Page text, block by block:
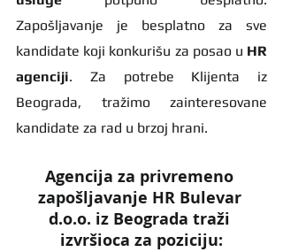
Zapošljavanje je besplatno za sve
kandidate koji konkurišu za posao u HR
agenciji. Za potrebe Klijenta iz
Beograda, tražimo zainteresovane
kandidate za rad u brzoj hrani.
Agencija za privremeno
zapošljavanje HR Bulevar
d.o.o. iz Beograda traži
izvršioca za poziciju: